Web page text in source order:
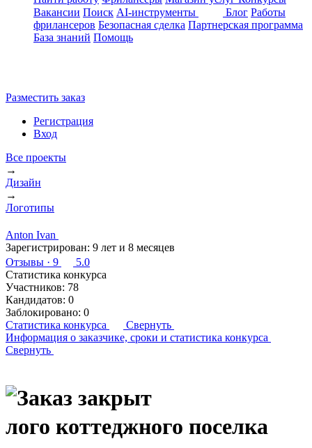
Вакансии Поиск AI-инструменты Блог Работы
фрилансеров Безопасная сделка Партнерская программа
База знаний Помощь
Разместить заказ
Регистрация
Вход
Все проекты
→
Дизайн
→
Логотипы
Anton Ivan
Зарегистрирован: 9 лет и 8 месяцев
Отзывы · 9
5.0
Статистика конкурса
Участников: 78
Кандидатов: 0
Заблокировано: 0
Статистика конкурса
Свернуть
Информация о заказчике, сроки и статистика конкурса
Свернуть
лого коттеджного поселка